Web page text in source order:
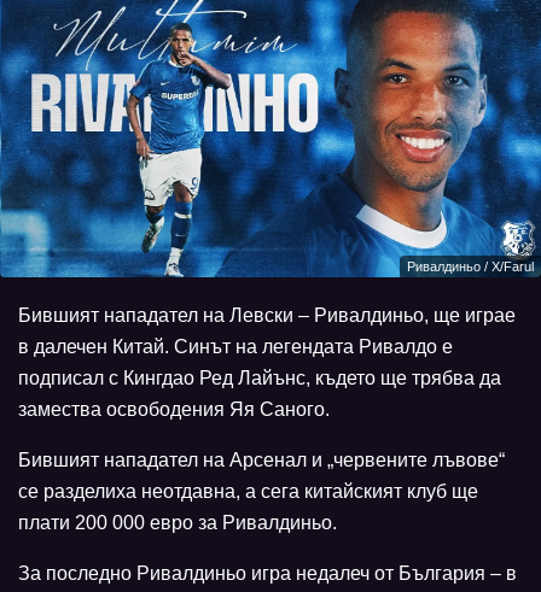
Ривалдиньо / X/Farul
Бившият нападател на Левски – Ривалдиньо, ще играе
в далечен Китай. Синът на легендата Ривалдо е
подписал с Кингдао Ред Лайънс, където ще трябва да
замества освободения Яя Саного.
Бившият нападател на Арсенал и „червените лъвове“
се разделиха неотдавна, а сега китайският клуб ще
плати 200 000 евро за Ривалдиньо.
За последно Ривалдиньо игра недалеч от България – в